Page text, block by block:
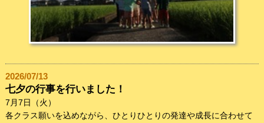
2026/07/13
七夕の行事を行いました！
7月7日（火）
各クラス願いを込めながら、ひとりひとりの発達や成長に合わせて